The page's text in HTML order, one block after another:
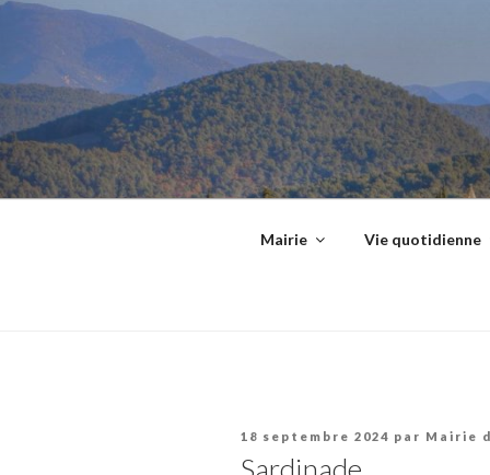
Aller
principal
Mairie Vie quotidienne
Publié
18 septembre 2024 par Mairie